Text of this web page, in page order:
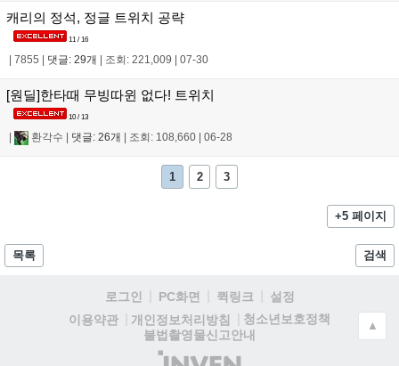
캐리의 정석, 정글 트위치 공략
11 / 16
7855 댓글: 29개 조회: 221,009 07-30
[원딜]한타때 무빙따윈 없다! 트위치
10 / 13
환각수 댓글: 26개 조회: 108,660 06-28
1 2 3
+5 페이지
목록 검색
로그인 PC화면 퀵링크
설정
이용약관
개인정보처리방침
청소년보호정책
불법촬영물신고안내
(주)
▲